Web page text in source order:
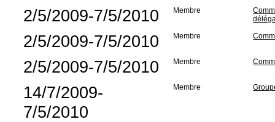
2/5/2009-7/5/2010 Membre
2/5/2009-7/5/2010 Membre
2/5/2009-7/5/2010 Membre
14/7/2009-
7/5/2010
Membre